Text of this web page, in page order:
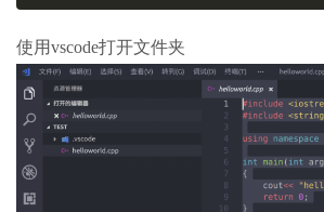
使用vscode打开文件夹